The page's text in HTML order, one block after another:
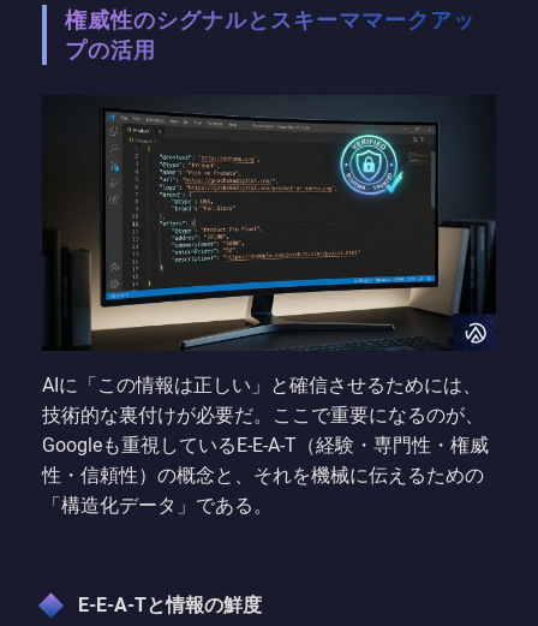
権威性のシグナルとスキーママークアッ
プの活用
AIに「この情報は正しい」と確信させるためには、
技術的な裏付けが必要だ。ここで重要になるのが、
Googleも重視しているE-E-A-T（経験・専門性・権威
性・信頼性）の概念と、それを機械に伝えるための
「構造化データ」である。
E-E-A-Tと情報の鮮度